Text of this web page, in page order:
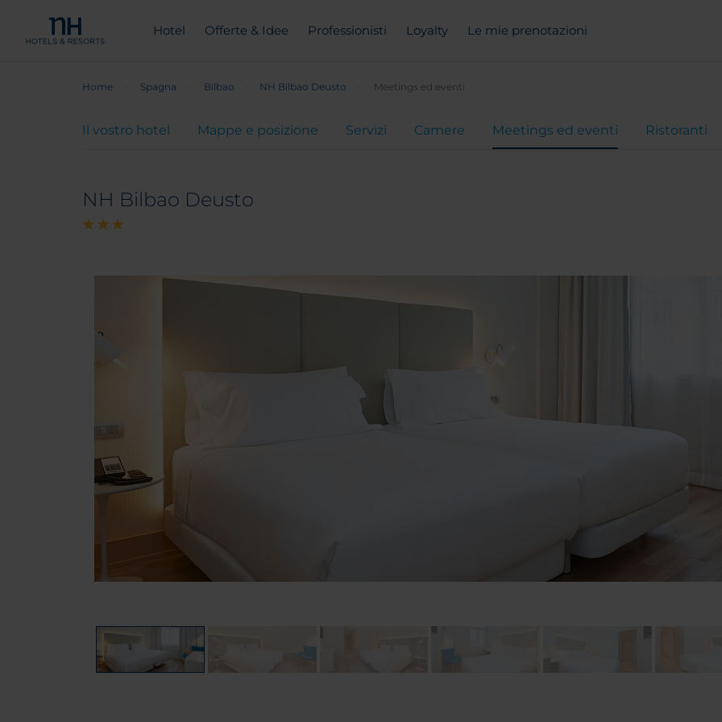
Hotel Offerte & Idee Professionisti Loyalty Le mie prenotazioni
Home Spagna Bilbao NH Bilbao Deusto Meetings ed eventi
Il vostro hotel Mappe e posizione Servizi Camere Meetings ed eventi Ristoranti
NH Bilbao Deusto